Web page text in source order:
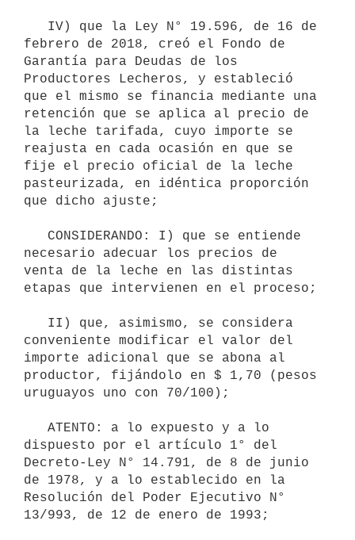
febrero de 2018, creó el Fondo de
Garantía para Deudas de los
Productores Lecheros, y estableció
que el mismo se financia mediante una
retención que se aplica al precio de
la leche tarifada, cuyo importe se
reajusta en cada ocasión en que se
fije el precio oficial de la leche
pasteurizada, en idéntica proporción
que dicho ajuste;
necesario adecuar los precios de
venta de la leche en las distintas
etapas que intervienen en el proceso;
conveniente modificar el valor del
importe adicional que se abona al
productor, fijándolo en $ 1,70 (pesos
uruguayos uno con 70/100);
dispuesto por el artículo 1° del
Decreto-Ley N° 14.791, de 8 de junio
de 1978, y a lo establecido en la
Resolución del Poder Ejecutivo N°
13/993, de 12 de enero de 1993;